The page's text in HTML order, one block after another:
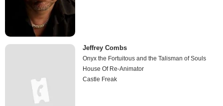
Jeffrey Combs
Onyx the Fortuitous and the Talisman of Souls
House Of Re-Animator
Castle Freak